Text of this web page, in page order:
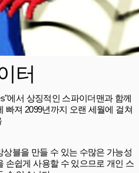
터
에서 상징적인 스파이더맨과 함께
빠져 2099년까지 오랜 세월에 걸쳐
블을 만들 수 있는 수많은 가능성
손쉽게 사용할 수 있으므로 개인 스